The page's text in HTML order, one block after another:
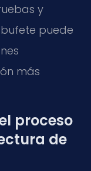
y
puede
más
proceso
de